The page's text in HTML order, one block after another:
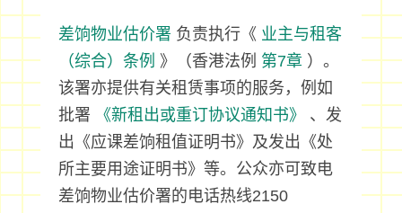
差饷物业估价署 负责执行《 业主与租客
（综合）条例 》（香港法例 第7章）。
该署亦提供有关租赁事项的服务，例如
批署
《新租出或重订协议通知书》
、发
出《应课差饷租值证明书》及发出《处
所主要用途证明书》等。公众亦可致电
差饷物业估价署的电话热线2150